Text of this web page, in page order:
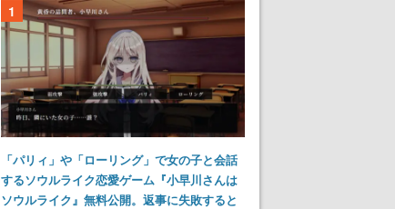
1
「パリィ」や「ローリング」で女の子と会話
するソウルライク恋愛ゲーム『小早川さんは
ソウルライク』無料公開。返事に失敗すると